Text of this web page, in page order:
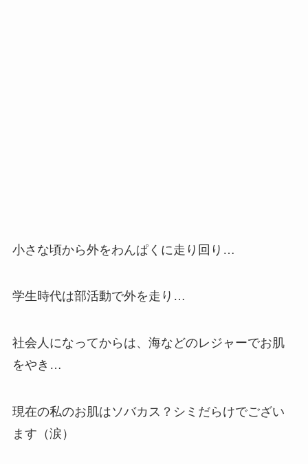
小さな頃から外をわんぱくに走り回り…
学生時代は部活動で外を走り…
社会人になってからは、海などのレジャーでお肌
をやき…
現在の私のお肌はソバカス？シミだらけでござい
ます（涙）